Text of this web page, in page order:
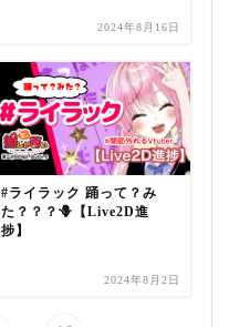
2024年8月16日
#ライラック 踊って？み
た？？？🪻【Live2D進
捗】
2024年8月2日